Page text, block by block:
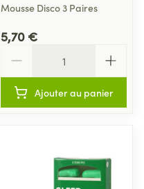
Mousse Disco 3 Paires
5,70 €
Ajouter au panier